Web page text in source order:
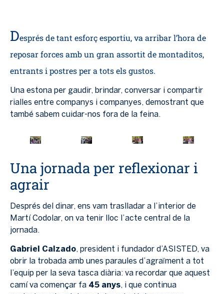
Després de tant esforç esportiu, va arribar l’hora de
reposar forces amb un gran assortit de montaditos,
entrants i postresper a tots els gustos.
Una estona per gaudir, brindar, conversar i compartir
rialles entre companys i companyes, demostrant que
també sabem cuidar-nos fora de la feina.
Una jornada per reflexionar i
agrair
Després del dinar, ens vam traslladar a l’interior de
Martí Codolar, on va tenir lloc l’acte central de la
jornada.
Gabriel Calzado, president i fundador d’ASISTED, va
obrir la trobada amb unes paraules d’agraïment a tot
l’equip per la seva tasca diària: va recordar que aquest
camí va començar fa 45 anys, i que continua